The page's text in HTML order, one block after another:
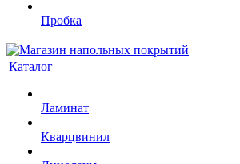
Пробка
Каталог
Ламинат
Кварцвинил